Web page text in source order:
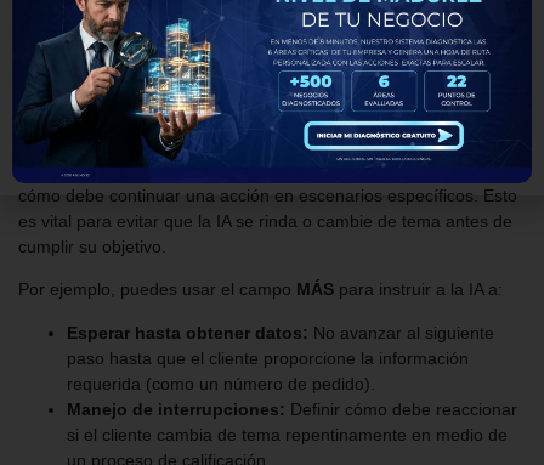
Detallado de la
Conversación
El campo
es lo que otorga al Agente IA su capacidad
consultiva. Permite añadir instrucciones adicionales que guían
cómo debe continuar una acción en escenarios específicos. Esto
es vital para evitar que la IA se rinda o cambie de tema antes de
cumplir su objetivo.
Por ejemplo, puedes usar el campo MÁS para instruir a la IA a:
Esperar hasta obtener datos: No avanzar al siguiente
paso hasta que el cliente proporcione la información
requerida (como un número de pedido).
Manejo de interrupciones: Definir cómo debe reaccionar
si el cliente cambia de tema repentinamente en medio de
un proceso de calificación.